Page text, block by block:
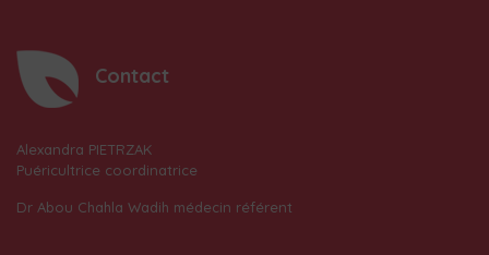
Contact
Alexandra PIETRZAK
Puéricultrice coordinatrice
Dr Abou Chahla Wadih médecin référent